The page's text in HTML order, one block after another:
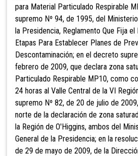
para Material Particulado Respirable
supremo Nº 94, de 1995, del
la Presidencia, Reglamento Que Fija
Etapas Para Establecer Planes de
Descontaminación; en el decreto
febrero de 2009, que declara zona
Particulado Respirable MP10, como
24 horas al Valle Central de la VI
supremo Nº 82, de 20 de julio de
norte de la declaración de zona
la Región de O'Higgins, ambos del
General de la Presidencia; en la
de 29 de mayo de 2009, de la